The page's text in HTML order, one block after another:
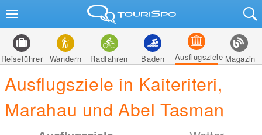
Reiseführer Wandern Radfahren Baden Ausflugsziele Magazin
Ausflugsziele in Kaiteriteri,
Marahau und Abel Tasman